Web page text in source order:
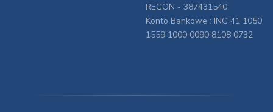
REGON - 387431540
Konto Bankowe : ING 41 1050
1559 1000 0090 8108 0732